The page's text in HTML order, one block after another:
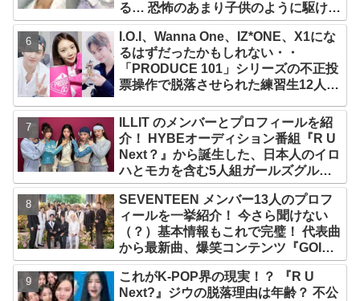
る… 恐怖のあまり子供のように駆け出
す姿がかわいい
I.O.I、Wanna One、IZ*ONE、X1にな
るはずだったかもしれない・・
「PRODUCE 101」シリーズの不正投
票操作で脱落させられた練習生12人の
ILLIT のメンバーとプロフィールを紹
介！ HYBEオーディション番組『R U
Next？』から誕生した、日本人のイロ
ハとモカを含む5人組ガールズグルー
プ！ デビュー曲「Magnetic」がいき
なりの大ヒット
SEVENTEEN メンバー13人のプロフ
ィールを一挙紹介！ 今さら聞けない
（？）基本情報もこれで完璧！ 代表曲
から最新曲、爆笑コンテンツ『GOING
SEVENTEEN』まで・・VERY NICE
な魅力が満載
これがK-POP界の現実！？ 『R U
Next?』ジウの脱落理由は年齢？ 不公